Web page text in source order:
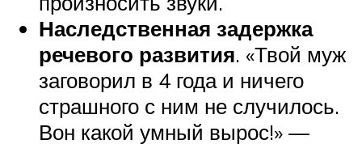
Наследственная задержка
речевого развития. «Твой муж
заговорил в 4 года и ничего
страшного с ним не случилось.
Вон какой умный вырос!» —